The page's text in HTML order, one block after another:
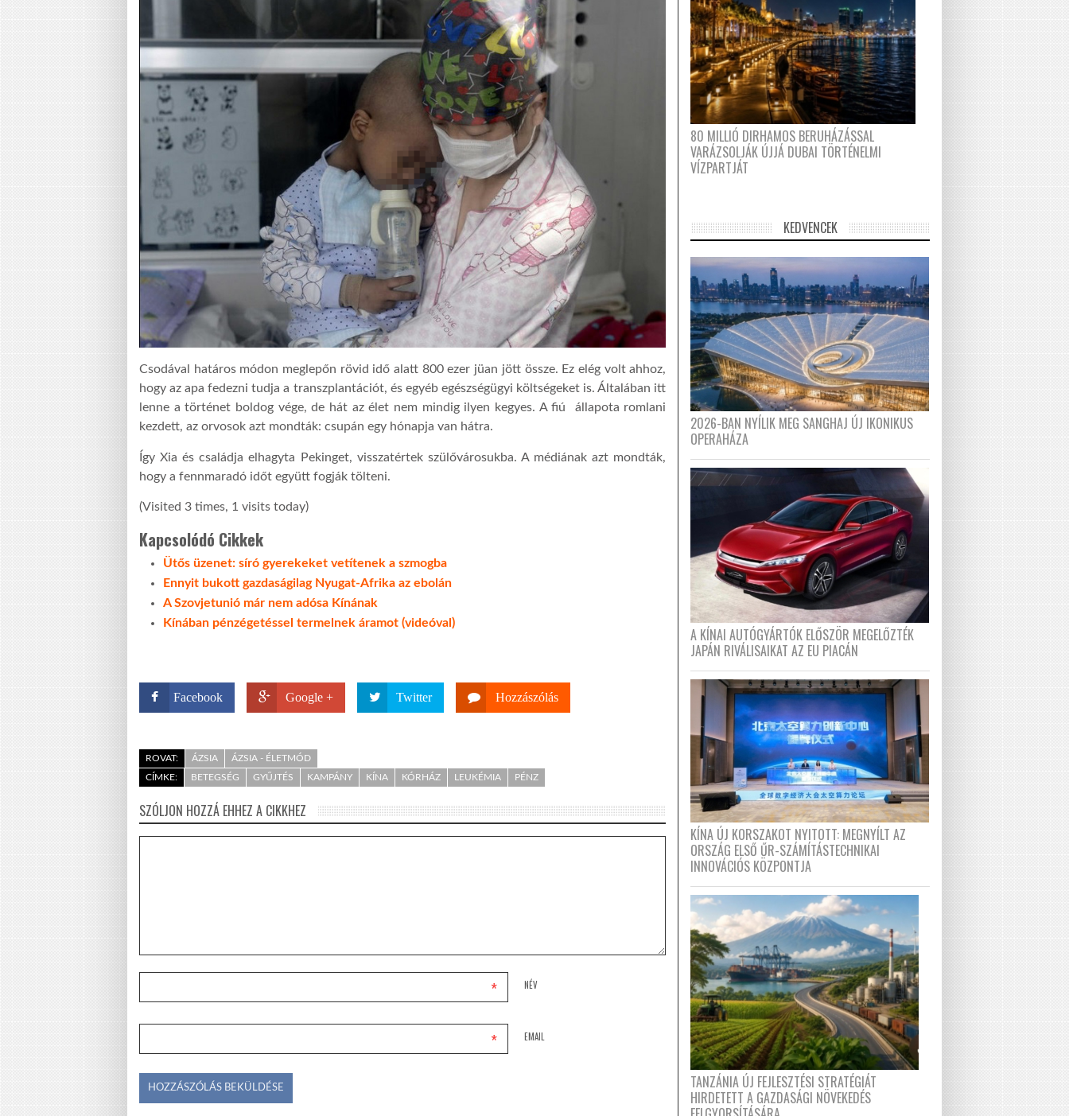
Csodával határos módon meglepőn rövid idő alatt 800 ezer jüan jött össze. Ez elég volt ahhoz,
hogy az apa fedezni tudja a transzplantációt, és egyéb egészségügyi költségeket is. Általában itt
lenne a történet boldog vége, de hát az élet nem mindig ilyen kegyes. A fiú állapota romlani
kezdett, az orvosok azt mondták: csupán egy hónapja van hátra.
Így Xia és családja elhagyta Pekinget, visszatértek szülővárosukba. A médiának azt mondták,
hogy a fennmaradó időt együtt fogják tölteni.
(Visited 3 times, 1 visits today)
Kapcsolódó Cikkek
Ütős üzenet: síró gyerekeket vetítenek a szmogba
Ennyit bukott gazdaságilag Nyugat-Afrika az ebolán
A Szovjetunió már nem adósa Kínának
Kínában pénzégetéssel termelnek áramot (videóval)
Facebook Google + Twitter Hozzászólás
ROVAT: ÁZSIA
ÁZSIA - ÉLETMÓD
CÍMKE:
BETEGSÉG GYŰJTÉS KAMPÁNY KÍNA KÓRHÁZ LEUKÉMIA PÉNZ
SZÓLJON HOZZÁ EHHEZ A CIKKHEZ
NÉV
*
EMAIL
*
80 MILLIÓ DIRHAMOS BERUHÁZÁSSAL
VARÁZSOLJÁK ÚJJÁ DUBAI TÖRTÉNELMI
VÍZPARTJÁT
KEDVENCEK
2026-BAN NYÍLIK MEG SANGHAJ ÚJ IKONIKUS
OPERAHÁZA
A KÍNAI AUTÓGYÁRTÓK ELŐSZÖR MEGELŐZTÉK
JAPÁN RIVÁLISAIKAT AZ EU PIACÁN
KÍNA ÚJ KORSZAKOT NYITOTT: MEGNYÍLT AZ
ORSZÁG ELSŐ ŰR-SZÁMÍTÁSTECHNIKAI
INNOVÁCIÓS KÖZPONTJA
TANZÁNIA ÚJ FEJLESZTÉSI STRATÉGIÁT
HIRDETETT A GAZDASÁGI NÖVEKEDÉS